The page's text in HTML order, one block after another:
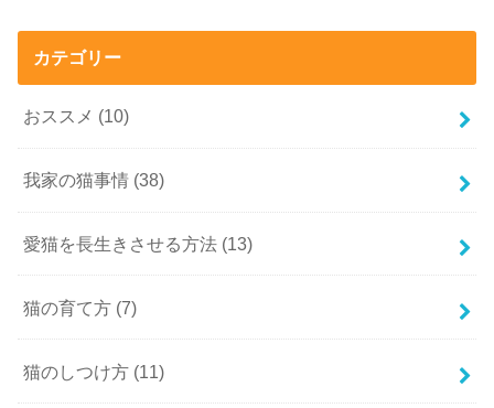
カテゴリー
おススメ (10)
我家の猫事情 (38)
愛猫を長生きさせる方法 (13)
猫の育て方 (7)
猫のしつけ方 (11)